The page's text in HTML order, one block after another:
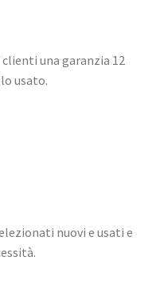
una garanzia 12
usato.
nuovi e usati e